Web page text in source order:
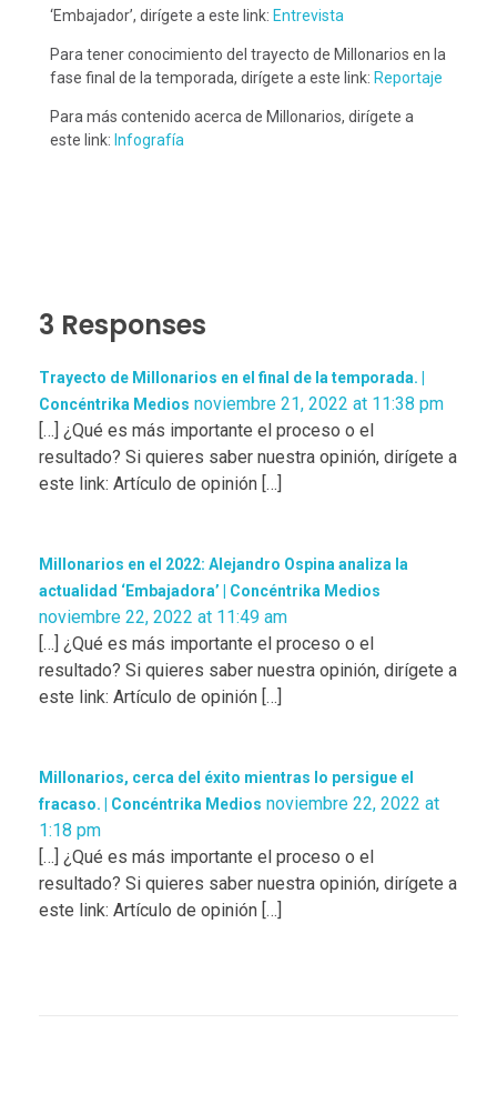
‘Embajador’, dirígete a este link: Entrevista
Para tener conocimiento del trayecto de Millonarios en la
fase final de la temporada, dirígete a este link: Reportaje
Para más contenido acerca de Millonarios, dirígete a
este link: Infografía
3 Responses
Trayecto de Millonarios en el final de la temporada. |
Concéntrika Medios noviembre 21, 2022 at 11:38 pm
[…] ¿Qué es más importante el proceso o el
resultado? Si quieres saber nuestra opinión, dirígete a
este link: Artículo de opinión […]
Millonarios en el 2022: Alejandro Ospina analiza la
actualidad ‘Embajadora’ | Concéntrika Medios
noviembre 22, 2022 at 11:49 am
[…] ¿Qué es más importante el proceso o el
resultado? Si quieres saber nuestra opinión, dirígete a
este link: Artículo de opinión […]
Millonarios, cerca del éxito mientras lo persigue el
fracaso. | Concéntrika Medios noviembre 22, 2022 at
1:18 pm
[…] ¿Qué es más importante el proceso o el
resultado? Si quieres saber nuestra opinión, dirígete a
este link: Artículo de opinión […]